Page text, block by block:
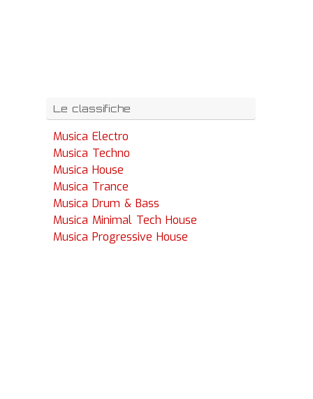
Le classifiche
Musica Electro
Musica Techno
Musica House
Musica Trance
Musica Drum & Bass
Musica Minimal Tech House
Musica Progressive House